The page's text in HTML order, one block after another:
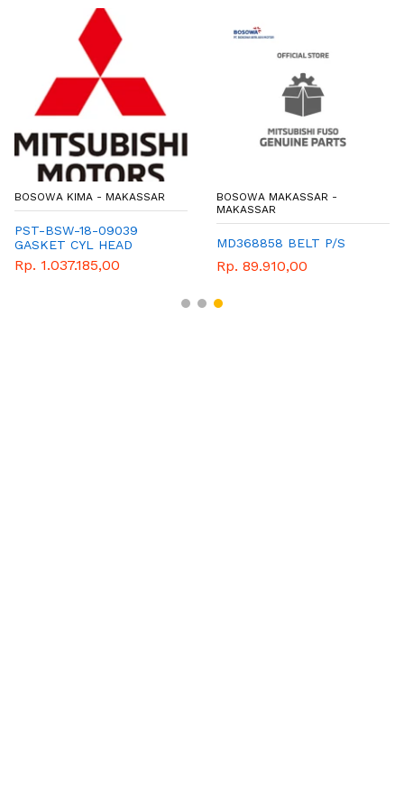
BOSOWA KIMA - MAKASSAR
PST-BSW-18-09039
GASKET CYL HEAD
Rp. 1.037.185,00
BOSOWA MAKASSAR -
MAKASSAR
MD368858 BELT P/S
Rp. 89.910,00